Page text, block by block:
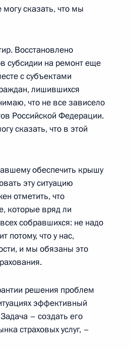
союз
сказать, что мы
Восстановлено
субсидии на ремонт еще
с субъектами
лишившихся
что не все зависело
Российской Федерации.
сказать, что в этой
обеспечить крышу
эту ситуацию
отметить, что
которые вряд ли
собравшихся: не надо
потому, что у нас,
и мы обязаны это
решения проблем
эффективный
– создать его
страховых услуг, –